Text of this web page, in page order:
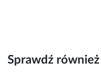
Sprawdź również